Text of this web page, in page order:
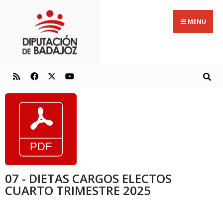
MENU
07 - DIETAS CARGOS ELECTOS
CUARTO TRIMESTRE 2025